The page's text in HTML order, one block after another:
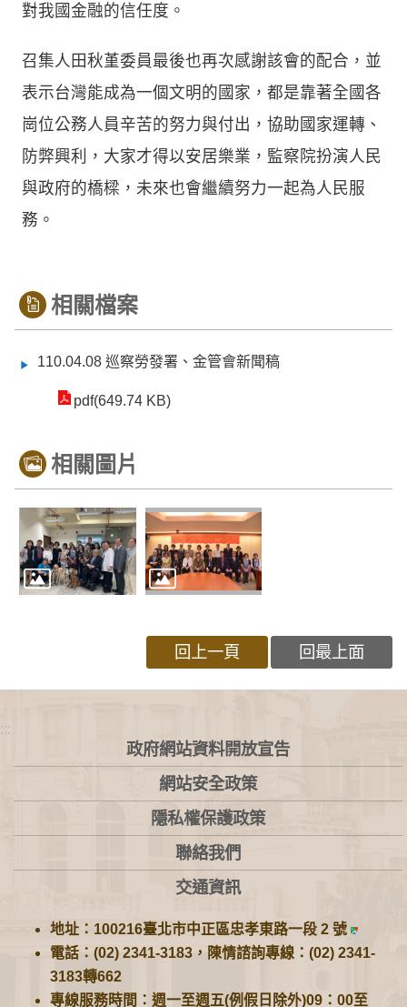
對我國金融的信任度。
召集人田秋堇委員最後也再次感謝該會的配合，並
表示台灣能成為一個文明的國家，都是靠著全國各
崗位公務人員辛苦的努力與付出，協助國家運轉、
防弊興利，大家才得以安居樂業，監察院扮演人民
與政府的橋樑，未來也會繼續努力一起為人民服
務。
相關檔案
110.04.08 巡察勞發署、金管會新聞稿
pdf(649.74 KB)
相關圖片
回上一頁 回最上面
:::
政府網站資料開放宣告
網站安全政策
隱私權保護政策
聯絡我們
交通資訊
地址：100216臺北市中正區忠孝東路一段 2 號
電話：(02) 2341-3183，陳情諮詢專線：(02) 2341-
3183轉662
專線服務時間：週一至週五(例假日除外)09：00至